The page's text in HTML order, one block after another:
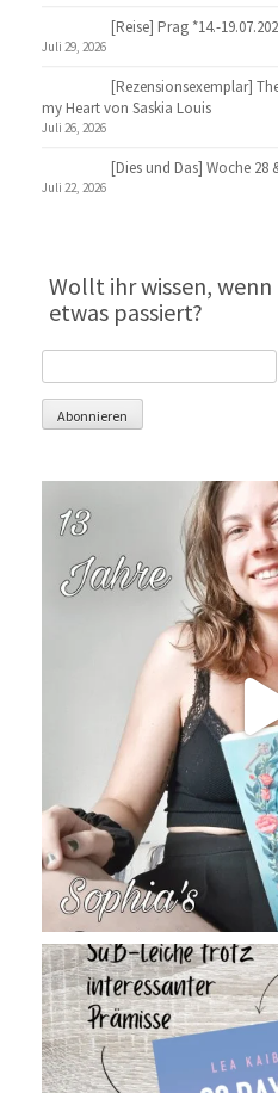
[Reise] Prag *14.-
Juli 29, 2026
[Rezensionsexemplar]
my Heart von Saskia Louis
Juli 26, 2026
[Dies und Das] Woche 28
Juli 22, 2026
Wollt ihr wissen,
etwas passiert?